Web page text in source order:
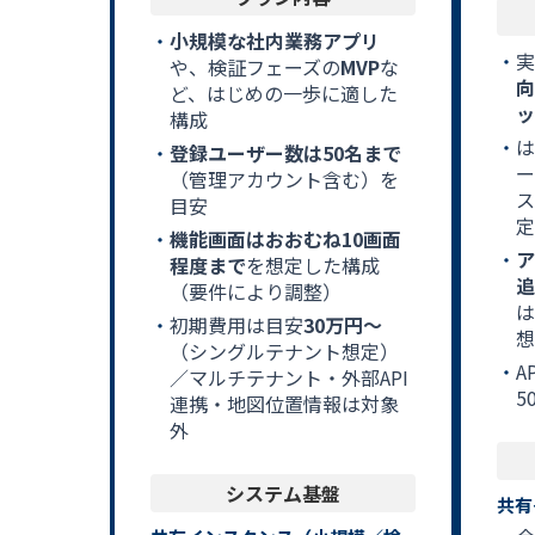
小規模な社内業務アプリ
や、検証フェーズのMVPな
ど、はじめの一歩に適した
構成
登録ユーザー数は50名まで
（管理アカウント含む）を
目安
機能画面はおおむね10画面
程度までを想定した構成
（要件により調整）
初期費用は目安30万円〜
（シングルテナント想定）
／マルチテナント・外部API
連携・地図位置情報は対象
外
システム基盤 共